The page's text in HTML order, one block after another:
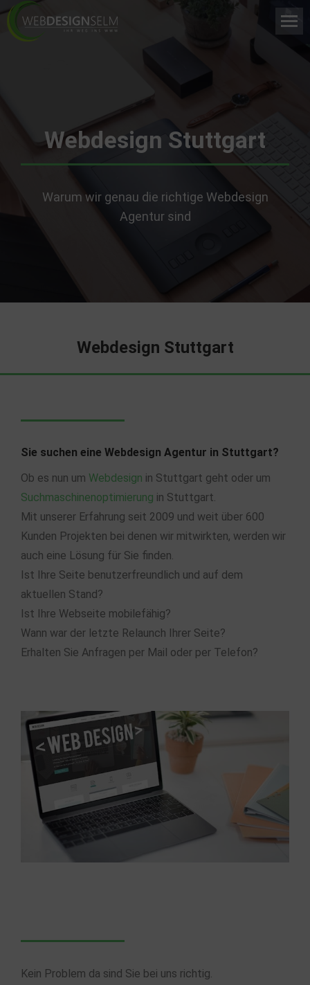
Webdesign Stuttgart
Warum wir genau die richtige Webdesign
Agentur sind
Webdesign Stuttgart
Sie suchen eine Webdesign Agentur in Stuttgart?
Ob es nun um Webdesign in Stuttgart geht oder um
Suchmaschinenoptimierung in Stuttgart.
Mit unserer Erfahrung seit 2009 und weit über 600
Kunden Projekten bei denen wir mitwirkten, werden wir
auch eine Lösung für Sie finden.
Ist Ihre Seite benutzerfreundlich und auf dem
aktuellen Stand?
Ist Ihre Webseite mobilefähig?
Wann war der letzte Relaunch Ihrer Seite?
Erhalten Sie Anfragen per Mail oder per Telefon?
Kein Problem da sind Sie bei uns richtig.